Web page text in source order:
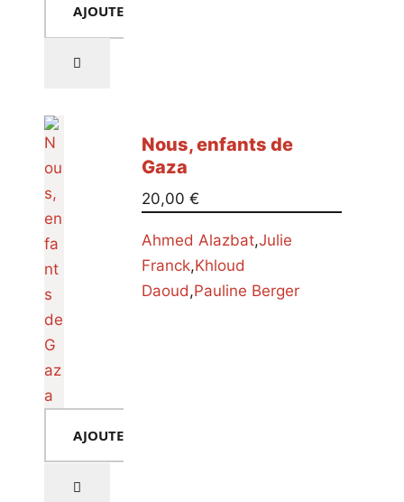
AJOUTER AU PANIER
AJOUTER AU PANIER
Nous, enfants de
Gaza
20,00 €
Ahmed Alazbat,Julie
Franck,Khloud
Daoud,Pauline Berger